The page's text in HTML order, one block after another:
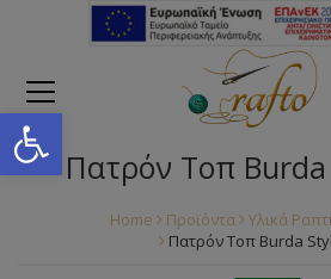
Open toolbar
Πατρόν Τοπ
Home Προϊόντα Υλικά
Πατρόν Τοπ Burda